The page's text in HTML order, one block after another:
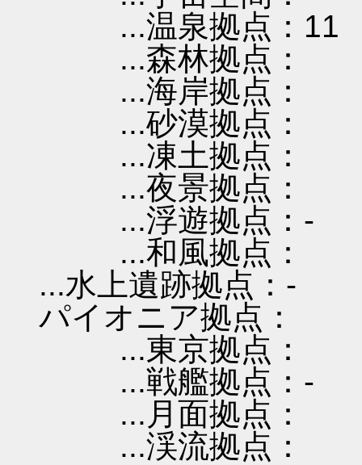
...温泉拠点：11
...森林拠点：
...海岸拠点：
...砂漠拠点：
...凍土拠点：
...夜景拠点：
...浮遊拠点：-
...和風拠点：
...水上遺跡拠点：-
パイオニア拠点：
...東京拠点：
...戦艦拠点：-
...月面拠点：
...渓流拠点：